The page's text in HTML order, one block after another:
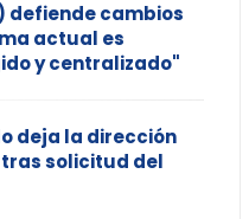
defiende cambios
actual es
y centralizado"
deja la dirección
tras solicitud del